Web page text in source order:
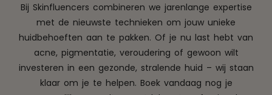
Bij Skinfluencers combineren we jarenlange expertise
met de nieuwste technieken om jouw unieke
huidbehoeften aan te pakken. Of je nu last hebt van
acne, pigmentatie, veroudering of gewoon wilt
investeren in een gezonde, stralende huid – wij staan
klaar om je te helpen. Boek vandaag nog je